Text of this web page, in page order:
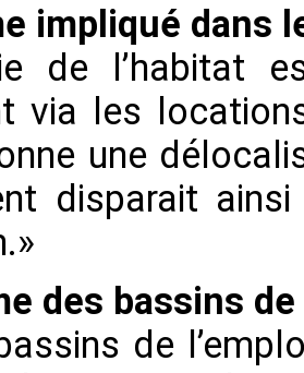
impliqué dans
de l’habitat
via les
une
disparait
des bassins de
de